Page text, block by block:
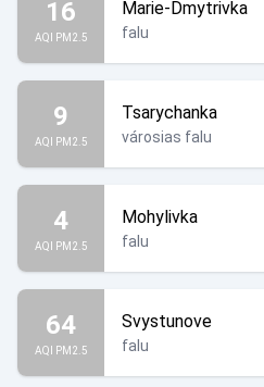
16
AQI PM2.5
Marie-Dmytrivka
falu
9
AQI PM2.5
Tsarychanka
városias falu
4
AQI PM2.5
Mohylivka
falu
64
AQI PM2.5
Svystunove
falu